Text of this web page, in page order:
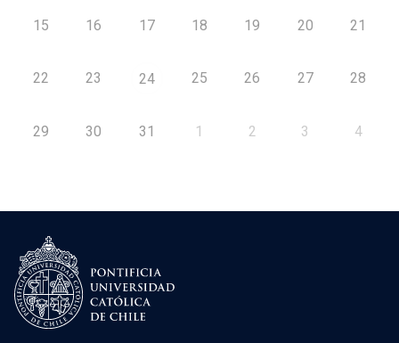
15 16 17 18 19 20 21
22 23 24 25 26 27 28
29 30 31 1 2 3 4